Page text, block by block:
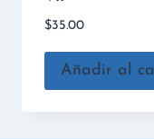
$35.00
Añadir al